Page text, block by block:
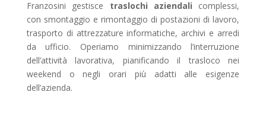
Franzosini gestisce traslochi aziendali complessi,
con smontaggio e rimontaggio di postazioni di lavoro,
trasporto di attrezzature informatiche, archivi e arredi
da ufficio. Operiamo minimizzando l’interruzione
dell’attività lavorativa, pianificando il trasloco nei
weekend o negli orari più adatti alle esigenze
dell’azienda.